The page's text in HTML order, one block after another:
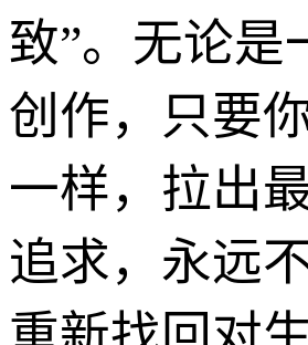
致”。无论是
创作，只要
一样，拉出
追求，永远